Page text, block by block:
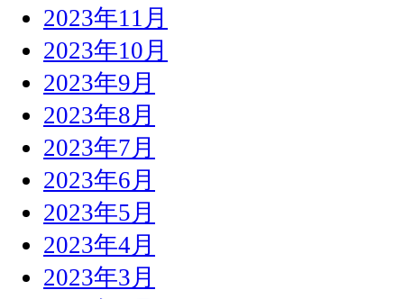
2023年11月
2023年10月
2023年9月
2023年8月
2023年7月
2023年6月
2023年5月
2023年4月
2023年3月